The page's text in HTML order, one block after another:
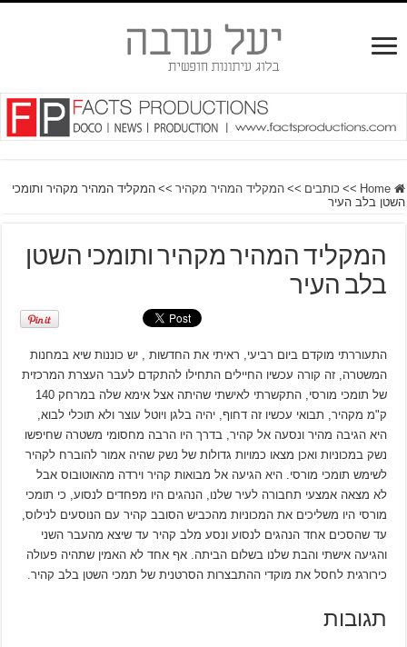
Home
>> כותבים >> המקליד המהיר מקהיר >> המקליד המהיר מקהיר ותומכי
השטן בלב העיר
המקליד המהיר מקהיר ותומכי השטן
בלב העיר
התעוררתי מוקדם ביום רביעי, ראיתי את החדשות , יש כוננות שיא במחנות
המשטרה, זה קורה עכשיו החיילים התחילו להתקדם לעבר העצרת המרכזית
של תומכי מורסי, התקשרתי לאישתי שהיתה אצל אימא שלה במרחק 140
ק"מ מקהיר, תבואי עכשיו זה דחוף, יהיה בלגן ויוטל עוצר ולא תוכלי לבוא,
היא הגיבה מהיר ונסעה אל קהיר, בדרך היו הרבה מחסומי משטרה שחיפשו
נשק במכוניות ואכן מצאו כמויות גדולות של נשק שהיה אמור להוברח לקהיר
לשימש תומכי מורסי. היא הגיעה אל מבואות קהיר וירדה מהאוטובוס אבל
לא מצאה אמצעי תחבורה לעיר שלנו, הנהגים היו מפחדים לנסוע, כי תומכי
מורסי היו משליכים את המכוניות מהכביש הסובב קהיר עם הנוסעים לנילוס,
עד שהסכים אחד הנהגים לנסוע ונסע מלב קהיר עד שיצא מהעבר השני
והגיעה אישתי והבת שלנו בשלום הביתה. אף אחד לא האמין שתהיה פעולה
כירורגית לחסל את מוקדי ההתבצרות הסרטנית של תמכי השטן בלב קהיר.
תגובות